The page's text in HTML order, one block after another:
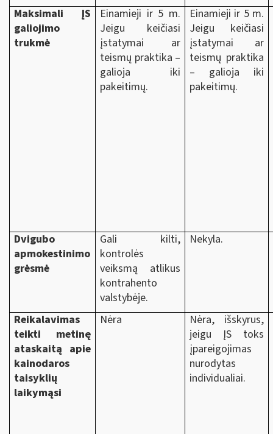
Maksimali ĮS
galiojimo
trukmė
Einamieji ir 5 m.
Jeigu keičiasi
įstatymai ar
teismų praktika –
galioja iki
pakeitimų.
Einamieji ir 5 m.
Jeigu keičiasi
įstatymai ar
teismų praktika
– galioja iki
pakeitimų.
Dvigubo
apmokestinimo
grėsmė
Gali kilti,
kontrolės
veiksmą atlikus
kontrahento
valstybėje.
Nekyla.
Reikalavimas
teikti metinę
ataskaitą apie
kainodaros
taisyklių
laikymąsi
Nėra
Nėra, išskyrus,
jeigu ĮS toks
įpareigojimas
nurodytas
individualiai.